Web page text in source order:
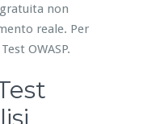
non
reale. Per
OWASP.